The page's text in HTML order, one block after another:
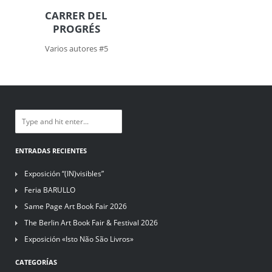
CARRER DEL
PROGRÉS
Varios autores #5
ENTRADAS RECIENTES
Exposición “(IN)visibles”
Feria BARULLO
Same Page Art Book Fair 2026
The Berlin Art Book Fair & Festival 2026
Exposición «Isto Não São Livros»
CATEGORÍAS